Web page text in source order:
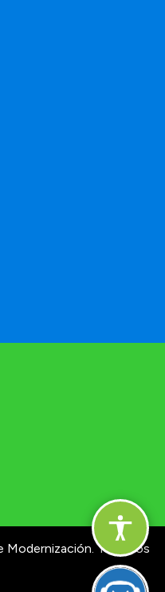
Modernización. Términos